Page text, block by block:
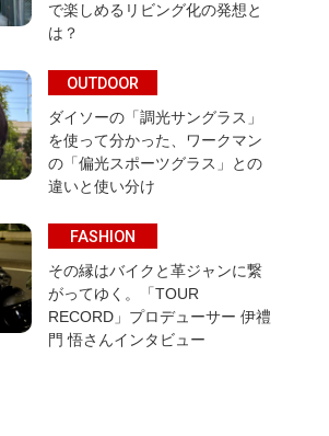
で楽しめるリビング化の発想と
は？
OUTDOOR
ダイソーの「調光サングラス」
を使って分かった、ワークマン
の「偏光スポーツグラス」との
違いと使い分け
FASHION
その縁はバイクと革ジャンに繋
がってゆく。「TOUR
RECORD」プロデューサー 伊禮
門 悟さんインタビュー